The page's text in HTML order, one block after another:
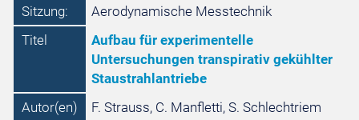
Sitzung:
Aerodynamische Messtechnik
Titel
Aufbau für experimentelle
Untersuchungen transpirativ gekühlter
Staustrahlantriebe
Autor(en)
F. Strauss, C. Manfletti, S. Schlechtriem